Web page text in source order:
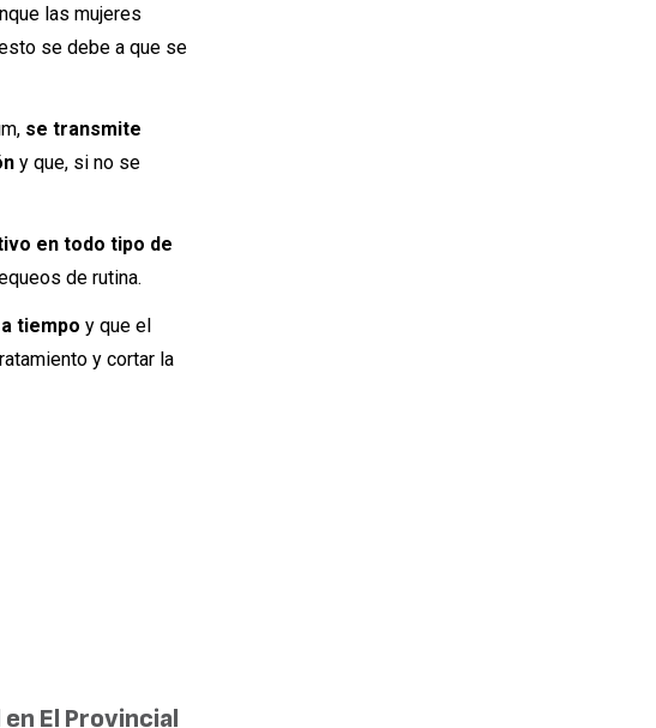
las mujeres
se debe a que se
se transmite
y que, si no se
en todo tipo de
de rutina.
tiempo y que el
y cortar la
El Provincial